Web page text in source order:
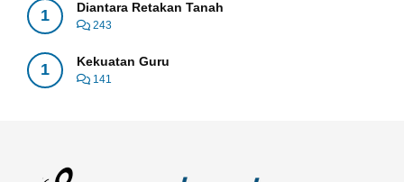
1 Diantara Retakan Tanah
243
1 Kekuatan Guru
141